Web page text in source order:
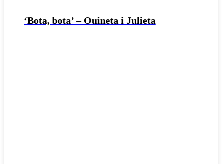
‘Bota, bota’ – Ouineta i Julieta